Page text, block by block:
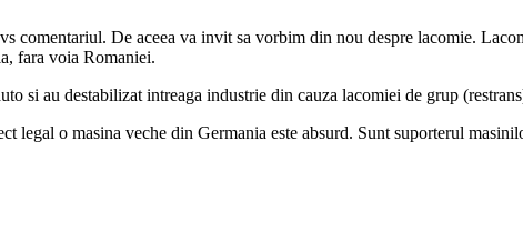
comentariul. De aceea va invit sa vorbim din nou despre lacomie.
fara voia Romaniei.
si au destabilizat intreaga industrie din cauza lacomiei de grup
legal o masina veche din Germania este absurd. Sunt suporterul